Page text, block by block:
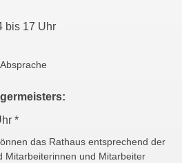
bis 17 Uhr
*
das Rathaus entsprechend der
Mitarbeiterinnen und Mitarbeiter